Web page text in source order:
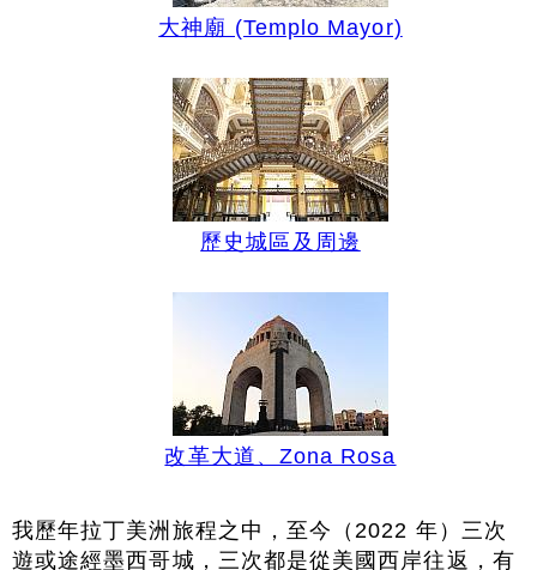
大神廟 (Templo Mayor)
歷史城區及周邊
改革大道、Zona Rosa
我歷年拉丁美洲旅程之中，至今（2022 年）三次
遊或途經墨西哥城，三次都是從美國西岸往返，有